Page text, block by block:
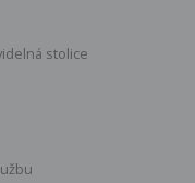
stolice